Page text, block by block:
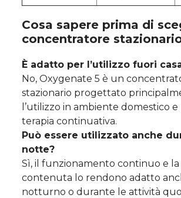
Cosa sapere prima di
concentratore
È adatto per l’utilizzo fuori
No, Oxygenate 5 è un
stazionario progettato
l’utilizzo in ambiente domestico e
terapia continuativa.
Può essere utilizzato anche
notte?
Sì, il funzionamento continuo e
contenuta lo rendono adatto
notturno o durante le attività